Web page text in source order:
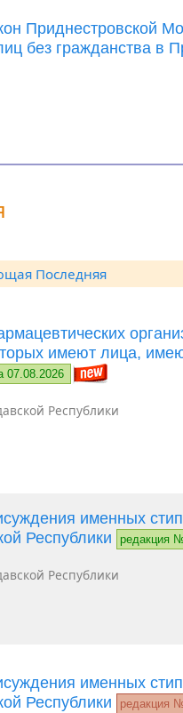
Приднестровской
без гражданства в
Последняя
имеют лица,
07.08.2026
Республики
именных
Республики
редакция
Республики
именных
Республики
редакция